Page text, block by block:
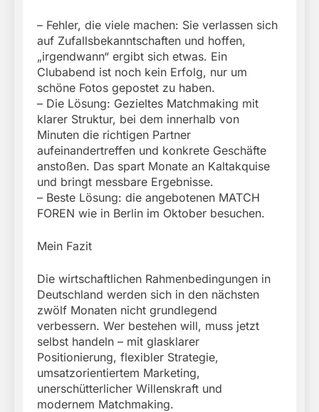
– Fehler, die viele machen: Sie verlassen sich
auf Zufallsbekanntschaften und hoffen,
„irgendwann“ ergibt sich etwas. Ein
Clubabend ist noch kein Erfolg, nur um
schöne Fotos gepostet zu haben.
– Die Lösung: Gezieltes Matchmaking mit
klarer Struktur, bei dem innerhalb von
Minuten die richtigen Partner
aufeinandertreffen und konkrete Geschäfte
anstoßen. Das spart Monate an Kaltakquise
und bringt messbare Ergebnisse.
– Beste Lösung: die angebotenen MATCH
FOREN wie in Berlin im Oktober besuchen.
Mein Fazit
Die wirtschaftlichen Rahmenbedingungen in
Deutschland werden sich in den nächsten
zwölf Monaten nicht grundlegend
verbessern. Wer bestehen will, muss jetzt
selbst handeln – mit glasklarer
Positionierung, flexibler Strategie,
umsatzorientiertem Marketing,
unerschütterlicher Willenskraft und
modernem Matchmaking.